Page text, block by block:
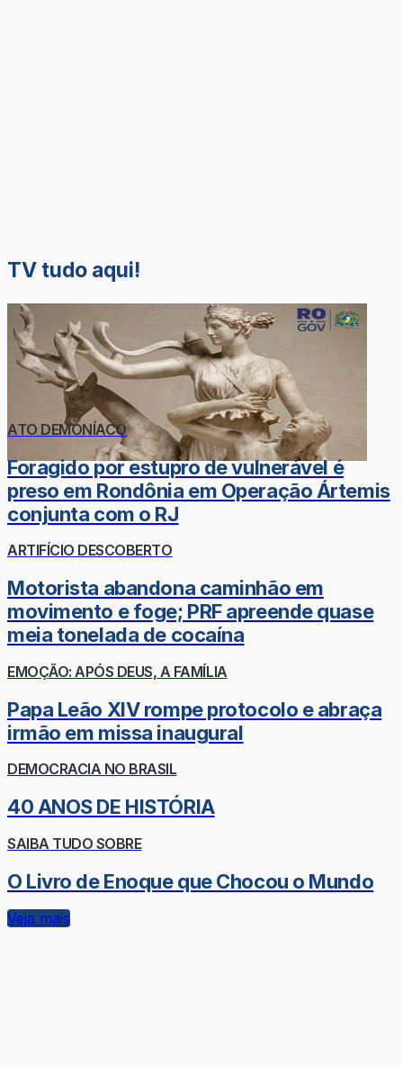
TV tudo aqui!
ATO DEMONÍACO
Foragido por estupro de vulnerável é
preso em Rondônia em Operação Ártemis
conjunta com o RJ
ARTIFÍCIO DESCOBERTO
Motorista abandona caminhão em
movimento e foge; PRF apreende quase
meia tonelada de cocaína
EMOÇÃO: APÓS DEUS, A FAMÍLIA
Papa Leão XIV rompe protocolo e abraça
irmão em missa inaugural
DEMOCRACIA NO BRASIL
40 ANOS DE HISTÓRIA
SAIBA TUDO SOBRE
O Livro de Enoque que Chocou o Mundo
Veja mais